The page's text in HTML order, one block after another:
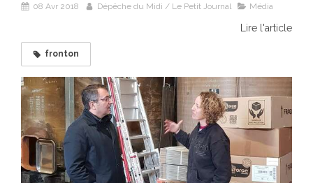
08 Avr 2018 Dépêche du Midi / Le Petit Journal Média
Lire l'article
fronton